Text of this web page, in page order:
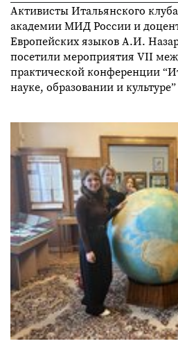
Активисты Итальянского
академии МИД России и
Европейских языков А.И.
посетили мероприятия VII
практической конференции
науке, образовании и культуре”